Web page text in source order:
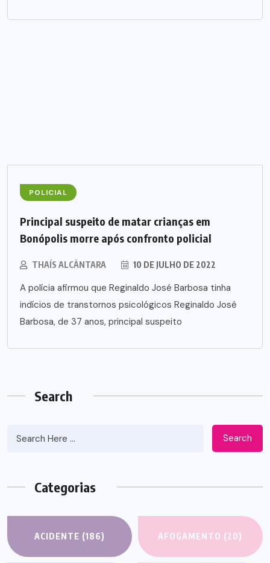
POLICIAL
Principal suspeito de matar crianças em
Bonópolis morre após confronto policial
THAÍS ALCÂNTARA 10 DE JULHO DE 2022
A polícia afirmou que Reginaldo José Barbosa tinha
indícios de transtornos psicológicos Reginaldo José
Barbosa, de 37 anos, principal suspeito
Search
Search
Categorias
ACIDENTE (186) AFOGAMENTO (20)